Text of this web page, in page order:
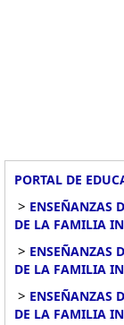
PORTAL DE
> ENSEÑANZAS
DE LA FAMILIA
> ENSEÑANZAS
DE LA FAMILIA
> ENSEÑANZAS
DE LA FAMILIA